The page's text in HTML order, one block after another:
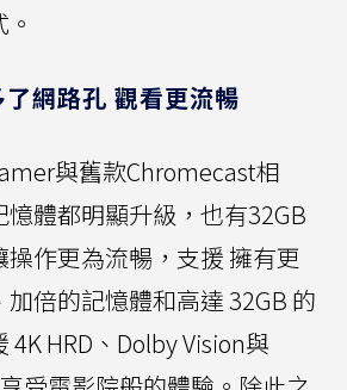
了網路孔 觀看更流暢
與舊款Chromecast相
體都明顯升級，也有32GB
作更為流暢，支援 擁有更
倍的記憶體和高達 32GB 的
4K HRD、Dolby Vision與